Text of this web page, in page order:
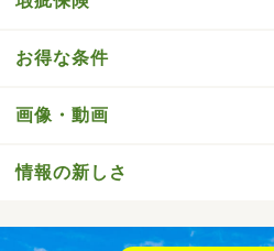
お得な条件
画像・動画
情報の新しさ